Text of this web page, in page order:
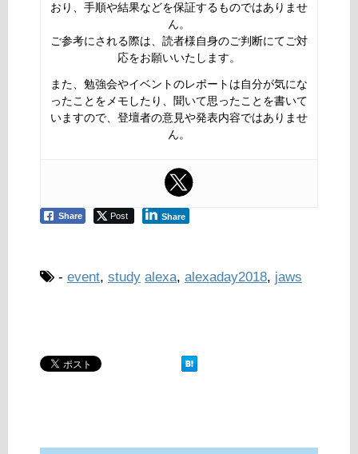
おり、手順や結果などを保証するものではありませ
ん。
ご参考にされる際は、読者様自身のご判断にてご対
応をお願いいたします。
また、勉強会やイベントのレポートは自分が気にな
ったことをメモしたり、聞いて思ったことを書いて
いますので、登壇者の意見や発表内容ではありませ
ん。
Share Post Share
- event, study alexa, alexaday2018, jaws